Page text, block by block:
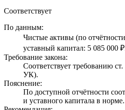
Соответствует
По данным:
Чистые активы (по
уставный капитал: 5 085 000
Требование закона:
Соответствует требованию
УК).
Пояснение:
По доступной отчётности
и уставного капитала в норме.